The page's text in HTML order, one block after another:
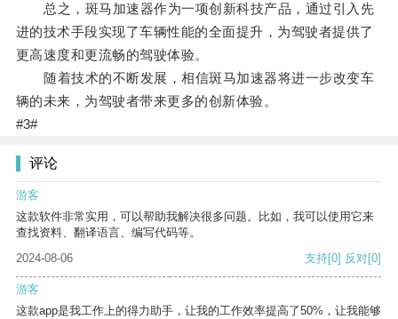
总之，斑马加速器作为一项创新科技产品，通过引入先
进的技术手段实现了车辆性能的全面提升，为驾驶者提供了
更高速度和更流畅的驾驶体验。
随着技术的不断发展，相信斑马加速器将进一步改变车
辆的未来，为驾驶者带来更多的创新体验。
#3#
评论
游客
这款软件非常实用，可以帮助我解决很多问题。比如，我可以使用它来
查找资料、翻译语言、编写代码等。
2024-08-06
支持[0] 反对[0]
游客
这款app是我工作上的得力助手，让我的工作效率提高了50%，让我能够